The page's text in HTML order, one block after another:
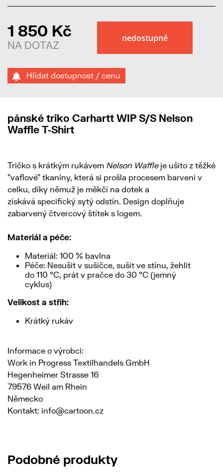
1 850 Kč
NA DOTAZ
Hlídat dostupnost / cenu
pánské triko Carhartt WIP S/S Nelson
Waffle T-Shirt
Tričko s krátkým rukávem Nelson Waffleje ušito z těžké
"vaflové" tkaniny, která si prošla procesem barvení v
celku, díky němuž je měkčí na dotek a
získává specifický sytý odstín. Design doplňuje
zabarvený čtvercový štítek s logem.
Materiál a péče:
Materiál: 100 % bavlna
Péče: Nesušit v sušičce, sušit ve stínu, žehlit
do 110 °C, prát v pračce do 30 °C (jemný
cyklus)
Velikost a střih:
Krátký rukáv
Informace o výrobci:
Work in Progress Textilhandels GmbH
Hegenheimer Strasse 16
79576 Weil am Rhein
Německo
Kontakt: info@cartoon.cz
Podobné produkty